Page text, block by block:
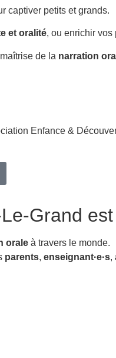
captiver petits et grands.
et oralité, ou enrichir vos
de la narration
Enfance &
Grand
orale à travers le monde.
parents, enseignant·e·s,